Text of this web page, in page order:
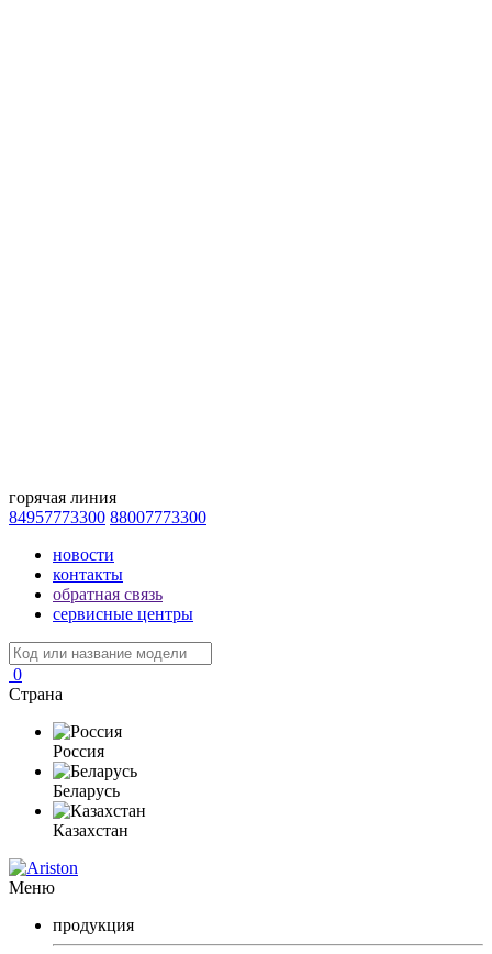
горячая линия
84957773300 88007773300
новости
контакты
обратная связь
сервисные центры
0
Страна
Россия
Беларусь
Казахстан
Меню
продукция